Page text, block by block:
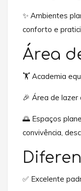
✨ Ambientes
conforto e
Área
🏋️ Academia
🎉 Área de
🌅 Espaços
convivência,
✅ Excelente